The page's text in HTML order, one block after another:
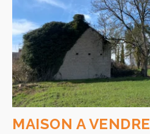
MAISON A VENDRE